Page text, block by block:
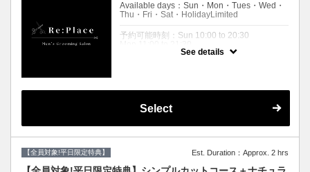
※シェービングはついていないメニューとな
っております。
せん。
ダメージレスパーマご希望の場合、
Available days：Sun・Mon・Tues・Wed・
Thu・Fri・Sat・HolidayLimited
予約可能時刻：Sun 10:00 to 20:30
Wed 11:00 to 21:30
Holiday 10:00 to 20:30
Expiration Date：
リプレイスに初めてご来店されるお客様限定
２回目以降のお客様は通常料金となりますの
で
See details
Select
【全員対象!平日限定特典】 Est. Duration：Approx. 2 hrs